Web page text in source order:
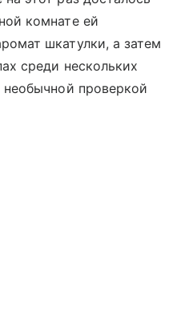
комнате ей
шкатулки, а затем
среди нескольких
необычной проверкой